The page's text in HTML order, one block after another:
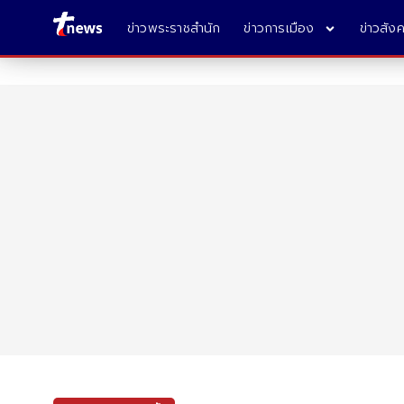
ข่าวพระราชสำนัก ข่าวการเมือง ข่าวสัง